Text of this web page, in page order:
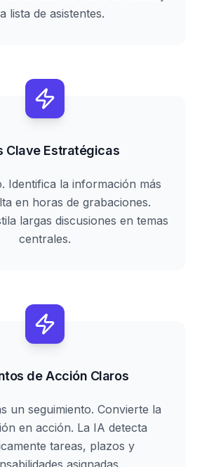
lista de asistentes.
Clave Estratégicas
Identifica la información más
en horas de grabaciones.
largas discusiones en temas
centrales.
de Acción Claros
un seguimiento. Convierte la
en acción. La IA detecta
tareas, plazos y
asignadas.